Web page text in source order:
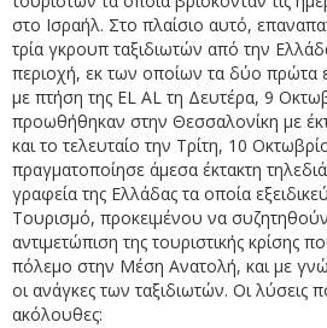
στο Ισραήλ. Στο πλαίσιο αυτό,
τρία γκρουπ ταξιδιωτών από την
περιοχή, εκ των οποίων τα δύο πρώτα
με πτήση της EL AL τη Δευτέρα, 9
προωθήθηκαν στην Θεσσαλονίκη με
και το τελευταίο την Τρίτη, 10
πραγματοποίησε άμεσα έκτακτη
γραφεία της Ελλάδας τα οποία
Τουρισμό, προκειμένου να
αντιμετώπιση της τουριστικής κρίσης
πόλεμο στην Μέση Ανατολή, και με
οι ανάγκες των ταξιδιωτών. Οι λύσεις
ακόλουθες: